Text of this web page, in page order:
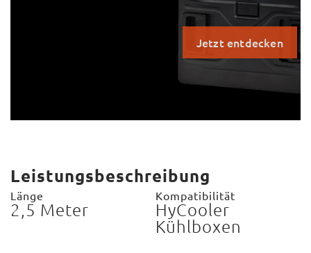
Jetzt entdecken
Leistungsbeschreibung
Länge
2,5 Meter
Kompatibilität
HyCooler
Kühlboxen